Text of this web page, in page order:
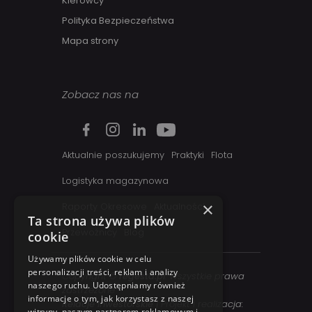
Polityka Bezpieczeństwa
Mapa strony
Zobacz nas na
Aktualnie poszukujemy Praktyki
Flota
Logistyka magazynowa
Aktualności
Przewoźnicy
Blog
Copyright ©regesta.pl. Wszystkie prawa
zastrzezone
Relacje inwestorskie| Projekt i realizacja:
×
Ta strona używa plików
cookie
Używamy plików cookie w celu
personalizacji treści, reklam i analizy
naszego ruchu. Udostępniamy również
informacje o tym, jak korzystasz z naszej